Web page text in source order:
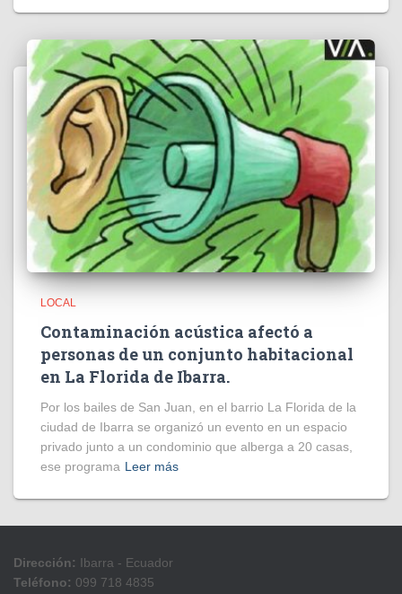
LOCAL
Contaminación acústica afectó a
personas de un conjunto habitacional
en La Florida de Ibarra.
Por los bailes de San Juan, en el barrio La Florida de la
ciudad de Ibarra se organizó un evento en un espacio
privado junto a un condominio que alberga a 20 casas,
ese programa Leer más
Dirección: Ibarra - Ecuador
Teléfono: 099 718 4835